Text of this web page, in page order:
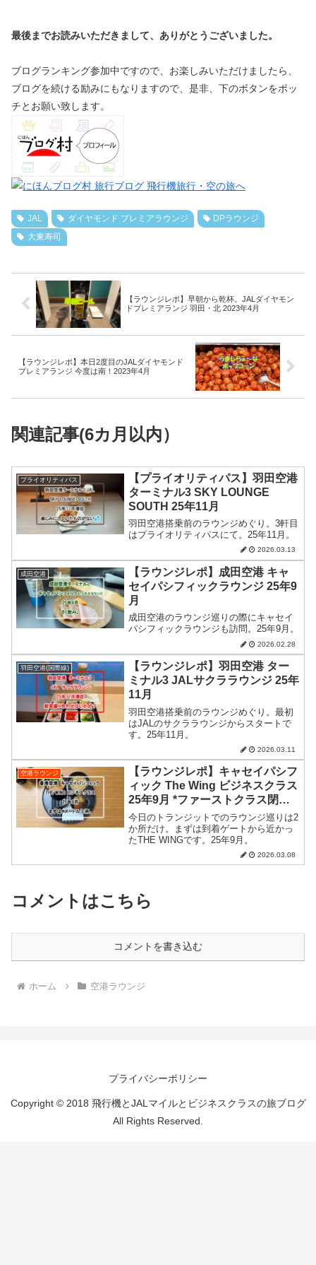
最後までお読みいただきまして、ありがとうございました。
ブログランキング参加中ですので、お楽しみいただけましたら、
ブログを続ける励みにもなりますので、是非、下のボタンをポッ
チとお願い致します。
JAL ダイヤモンド プレミアラウンジ
DPラウンジ
大東寿司
【ラウンジレポ】早朝から乾杯。JALダイヤモン
ドプレミアランジ 羽田・北 2023年4月
【ラウンジレポ】本日2度目のJALダイヤモンド
プレミアランジ 今度は南！2023年4月
関連記事(6カ月以内）
プライオリティパス
【プライオリティパス】羽田空港
ターミナル3 SKY LOUNGE
SOUTH 25年11月
羽田空港搭乗前のラウンジめぐり。3軒目
はプライオリティパスにて。25年11月。
2026.03.13
成田空港
【ラウンジレポ】成田空港 キャ
セイパシフィックラウンジ 25年9
月
成田空港のラウンジ巡りの際にキャセイ
パシフィックラウンジも訪問。25年9月。
2026.02.28
羽田空港(国際線)
【ラウンジレポ】羽田空港 ター
ミナル3 JALサクララウンジ 25年
11月
羽田空港搭乗前のラウンジめぐり。最初
はJALのサクララウンジからスタートで
す。25年11月。
2026.03.11
空港ラウンジ
【ラウンジレポ】キャセイパシフ
ィック The Wing ビジネスクラス
25年9月 *ファーストクラス閉鎖
中*
今日のトランジットでのラウンジ巡りは2
か所だけ。まずは到着ゲートから近かっ
たTHE WINGです。25年9月。
2026.03.08
コメントはこちら
コメントを書き込む
ホーム 空港ラウンジ
プライバシーポリシー
Copyright © 2018 飛行機とJALマイルとビジネスクラスの旅ブログ
All Rights Reserved.